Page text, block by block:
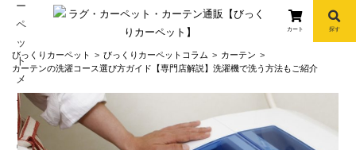
info
カート 探す
びっくりカーペット びっくりカーペットコラム
カーテン
カーテンの洗濯コース選び方ガイド【専門店解説】洗濯機で洗う方法もご紹介